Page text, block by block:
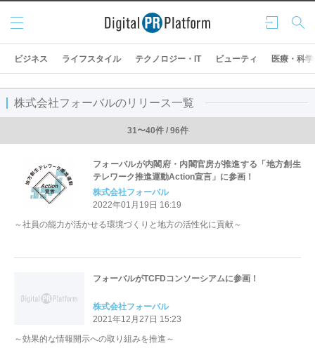
ログ
イン
検索
メニ
ュー
ビジネス ライフスタイル テクノロジー・IT ビューティ 医療・科学
株式会社フォーバルのリリース一覧
31〜40件 / 96件
フォーバルが内閣府・内閣官房が推進する「地方創生
テレワーク推進運動Action宣言」に参画！
株式会社フォーバル
2022年01月19日 16:19
～社員の能力が活かせる環境づくりと地方の活性化に貢献～
フォーバルがTCFDコンソーシアムに参画！
株式会社フォーバル
2021年12月27日 15:23
～効果的な情報開示への取り組みを推進～